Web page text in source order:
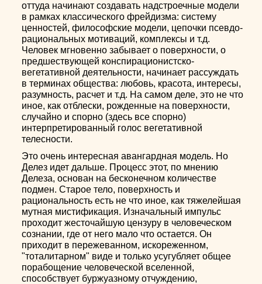
оттуда начинают создавать надстроечные модели
в рамках классического фрейдизма: систему
ценностей, философские модели, цепочки псевдо-
рациональных мотиваций, комплексы и т.д.
Человек мгновенно забывает о поверхности, о
предшествующей конспирационистско-
вегетативной деятельности, начинает рассуждать
в терминах общества: любовь, красота, интересы,
разумность, расчет и т.д. На самом деле, это не что
иное, как отблески, рожденные на поверхности,
случайно и спорно (здесь все спорно)
интерпретированный голос вегетативной
телесности.
Это очень интересная авангардная модель. Но
Делез идет дальше. Процесс этот, по мнению
Делеза, основан на бесконечном количестве
подмен. Старое тело, поверхность и
рациональность есть не что иное, как тяжелейшая
мутная мистификация. Изначальный импульс
проходит жесточайшую цензуру в человеческом
сознании, где от него мало что остается. Он
приходит в пережеванном, искореженном,
"тоталитарном" виде и только усугубляет общее
порабощение человеческой вселенной,
способствует буржуазному отчуждению,